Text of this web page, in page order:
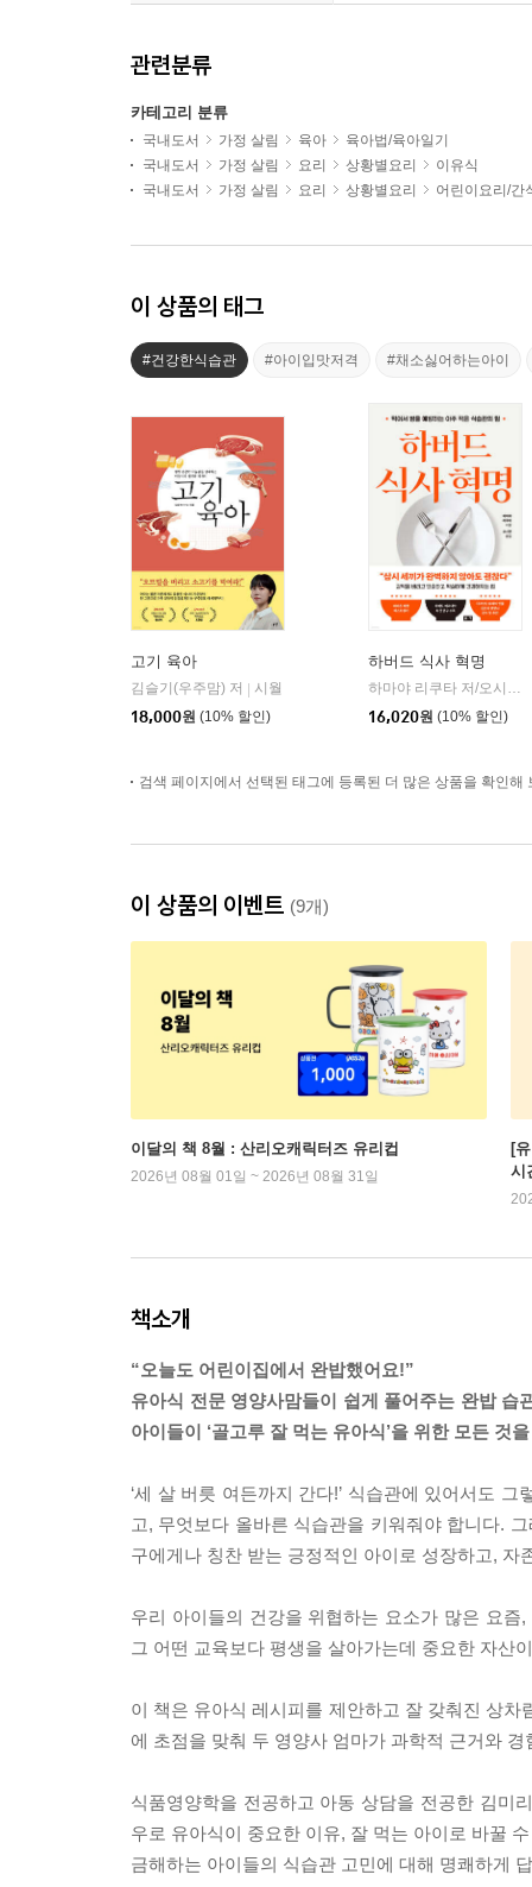
관련분류
카테고리 분류
국내도서 가정 살림 육아
육아법/육아일기
국내도서
가정 살림 요리 상황별요리
이유식
국내도서
가정 살림 요리 상황별요리 어린이요리/간
이 상품의 태그
#건강한식습관 #아이입맛저격 #채소싫어하는아이
고기 육아
김슬기(우주맘) 저
시월
18,000원 (10% 할인)
하버드 식사 혁명
하마야 리쿠타 저/오시연 역/김민지,김혜민 감수
16,020원 (10% 할인)
검색 페이지에서 선택된 태그에 등록된 더 많은 상품을 확인해
이 상품의 이벤트 (9개)
이달의 책 8월 : 산리오캐릭터즈 유리컵
2026년 08월 01일 ~ 2026년 08월 31일
[
시
책소개
“오늘도 어린이집에서 완밥했어요!”
유아식 전문 영양사맘들이 쉽게 풀어주는 완밥
아이들이 ‘골고루 잘 먹는 유아식’을 위한 모든 것
‘세 살 버릇 여든까지 간다!’ 식습관에 있어서도
고, 무엇보다 올바른 식습관을 키워줘야 합니다.
구에게나 칭찬 받는 긍정적인 아이로 성장하고, 자
우리 아이들의 건강을 위협하는 요소가 많은 요
그 어떤 교육보다 평생을 살아가는데 중요한 자산
이 책은 유아식 레시피를 제안하고 잘 갖춰진 상차
에 초점을 맞춰 두 영양사 엄마가 과학적 근거와
식품영양학을 전공하고 아동 상담을 전공한 김미
우로 유아식이 중요한 이유, 잘 먹는 아이로 바꿀
금해하는 아이들의 식습관 고민에 대해 명쾌하게